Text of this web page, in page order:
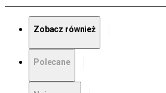
Zobacz również
Polecane